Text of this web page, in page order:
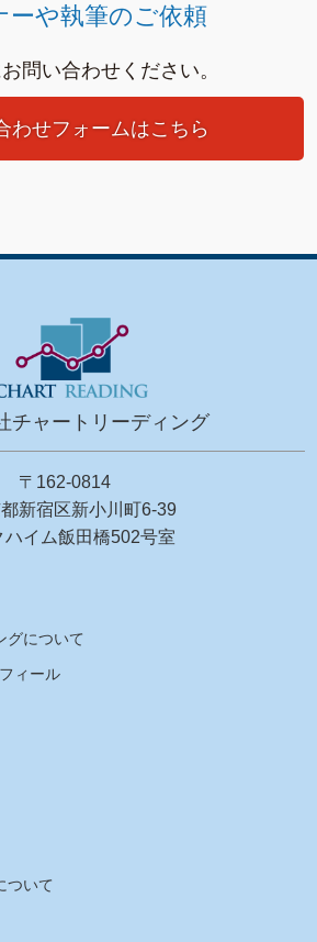
ーや執筆のご依頼
問い合わせください。
わせフォームはこちら
チャートリーディング
〒162-0814
新宿区新小川町6-39
ハイム飯田橋502号室
グについて
ィール
ついて